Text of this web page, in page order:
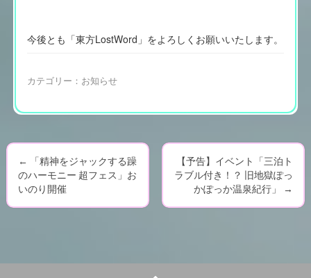
今後とも「東方LostWord」をよろしくお願いいたします。
カテゴリー： お知らせ
P
o
t
←
「精神をジャックする躁
のハーモニー 超フェス」お
いのり開催
【予告】イベント「三泊ト
ラブル付き！？ 旧地獄ぽっ
かぽっか温泉紀行」
→